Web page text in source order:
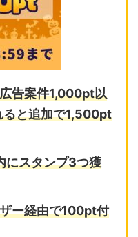
告案件1,000pt以
ると追加で1,500pt
にスタンプ3つ獲
ー経由で100pt付